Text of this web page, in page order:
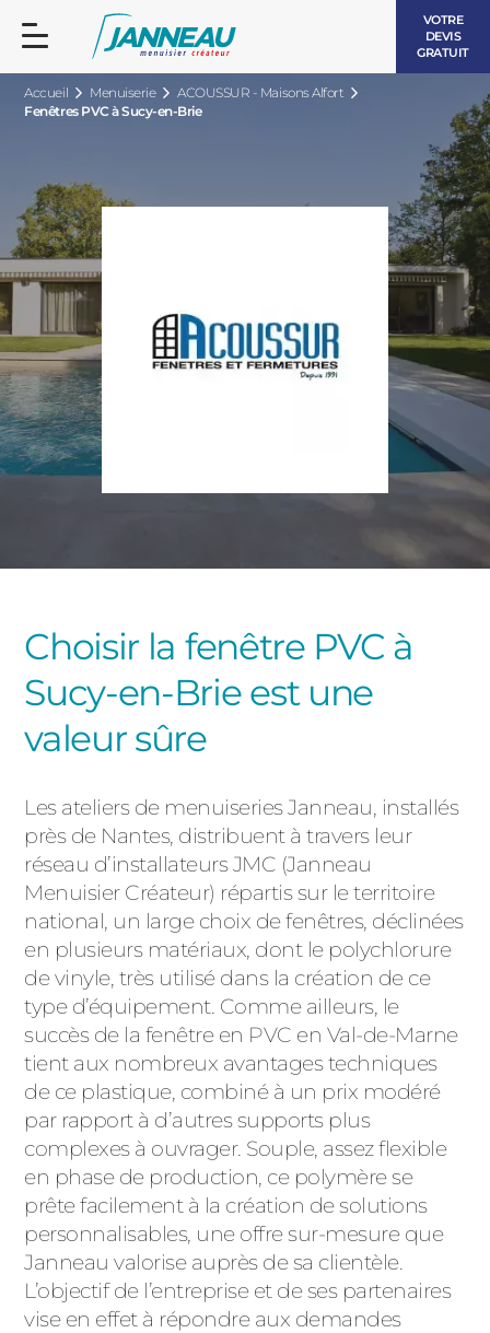
VOTRE
DEVIS
GRATUIT
Accueil Menuiserie
ACOUSSUR - Maisons Alfort
Fenêtres PVC à Sucy-en-Brie
Choisir la fenêtre PVC à
Sucy-en-Brie est une
valeur sûre
Les ateliers de menuiseries Janneau, installés
près de Nantes, distribuent à travers leur
réseau d’installateurs JMC (Janneau
Menuisier Créateur) répartis sur le territoire
national, un large choix de fenêtres, déclinées
en plusieurs matériaux, dont le polychlorure
de vinyle, très utilisé dans la création de ce
type d’équipement. Comme ailleurs, le
succès de la fenêtre en PVC en Val-de-Marne
tient aux nombreux avantages techniques
de ce plastique, combiné à un prix modéré
par rapport à d’autres supports plus
complexes à ouvrager. Souple, assez flexible
en phase de production, ce polymère se
prête facilement à la création de solutions
personnalisables, une offre sur-mesure que
Janneau valorise auprès de sa clientèle.
L’objectif de l’entreprise et de ses partenaires
vise en effet à répondre aux demandes
FENÊTRES ET PORTES-FENÊTRES
BOIS
ALUMINIUM
ACIER
BAIES VITRÉES
PORTES D’ENTRÉELES INTEMPORELLES
VOLETS ROULANTS
PERGOLAS
CARPORTS
CLÔTURES